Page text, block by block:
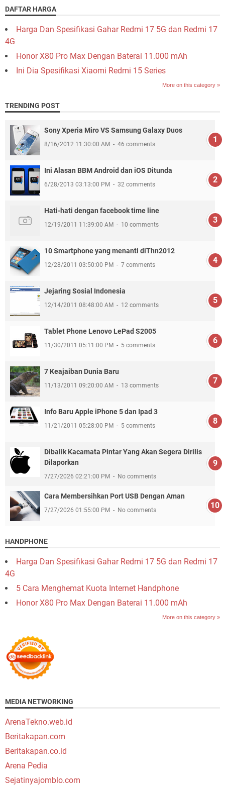
DAFTAR HARGA
Harga Dan Spesifikasi Gahar Redmi 17 5G dan Redmi 17
4G
Honor X80 Pro Max Dengan Baterai 11.000 mAh
Ini Dia Spesifikasi Xiaomi Redmi 15 Series
More on this category »
TRENDING POST
Sony Xperia Miro VS Samsung Galaxy Duos
8/16/2012 11:30:00 AM 46 comments
Ini Alasan BBM Android dan iOS Ditunda
6/28/2013 03:13:00 PM 32 comments
Hati-hati dengan facebook time line
12/19/2011 11:39:00 AM 10 comments
10 Smartphone yang menanti diThn2012
12/28/2011 03:50:00 PM 7 comments
Jejaring Sosial Indonesia
12/14/2011 08:48:00 AM 12 comments
Tablet Phone Lenovo LePad S2005
11/30/2011 05:11:00 PM 5 comments
7 Keajaiban Dunia Baru
11/13/2011 09:20:00 AM 13 comments
Info Baru Apple iPhone 5 dan Ipad 3
11/21/2011 05:28:00 PM 5 comments
Dibalik Kacamata Pintar Yang Akan Segera Dirilis
Dilaporkan
7/27/2026 02:21:00 PM No comments
Cara Membersihkan Port USB Dengan Aman
7/27/2026 01:55:00 PM No comments
HANDPHONE
Harga Dan Spesifikasi Gahar Redmi 17 5G dan Redmi 17
4G
5 Cara Menghemat Kuota Internet Handphone
Honor X80 Pro Max Dengan Baterai 11.000 mAh
More on this category »
MEDIA NETWORKING
ArenaTekno.web.id
Beritakapan.com
Beritakapan.co.id
Arena Pedia
Sejatinyajomblo.com